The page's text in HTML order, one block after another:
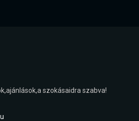
szokásaidra szabva!